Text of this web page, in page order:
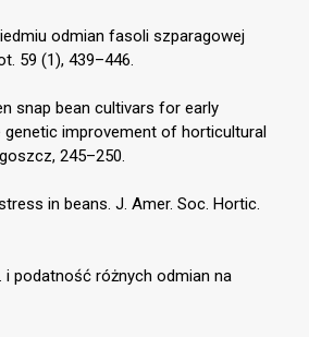
odmian fasoli szparagowej
59 (1), 439–446.
snap bean cultivars for early
genetic improvement of horticultural
245–250.
in beans. J. Amer. Soc. Hortic.
i podatność różnych odmian na